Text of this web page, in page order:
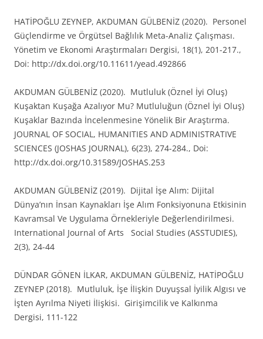
HATİPOĞLU ZEYNEP, AKDUMAN GÜLBENİZ (2020). Personel
Güçlendirme ve Örgütsel Bağlılık Meta-Analiz Çalışması.
Yönetim ve Ekonomi Araştırmaları Dergisi, 18(1), 201-217.,
Doi: http://dx.doi.org/10.11611/yead.492866
AKDUMAN GÜLBENİZ (2020). Mutluluk (Öznel İyi Oluş)
Kuşaktan Kuşağa Azalıyor Mu? Mutluluğun (Öznel İyi Oluş)
Kuşaklar Bazında İncelenmesine Yönelik Bir Araştırma.
JOURNAL OF SOCIAL, HUMANITIES AND ADMINISTRATIVE
SCIENCES (JOSHAS JOURNAL), 6(23), 274-284., Doi:
http://dx.doi.org/10.31589/JOSHAS.253
AKDUMAN GÜLBENİZ (2019). Dijital İşe Alım: Dijital
Dünya’nın İnsan Kaynakları İşe Alım Fonksiyonuna Etkisinin
Kavramsal Ve Uygulama Örnekleriyle Değerlendirilmesi.
International Journal of Arts Social Studies (ASSTUDIES),
2(3), 24-44
DÜNDAR GÖNEN İLKAR, AKDUMAN GÜLBENİZ, HATİPOĞLU
ZEYNEP (2018). Mutluluk, İşe İlişkin Duyuşsal İyilik Algısı ve
İşten Ayrılma Niyeti İlişkisi. Girişimcilik ve Kalkınma
Dergisi, 111-122